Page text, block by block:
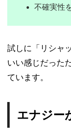
不確実性
試しに「リシャ
いい感じだった
ています。
エナジー